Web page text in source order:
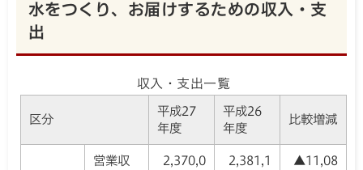
水をつくり、お届けするための収入・支
出
収入・支出一覧
区分
平成27
年度
平成26
年度
比較増減
営業収
2,370,0
2,381,1
▲11,08